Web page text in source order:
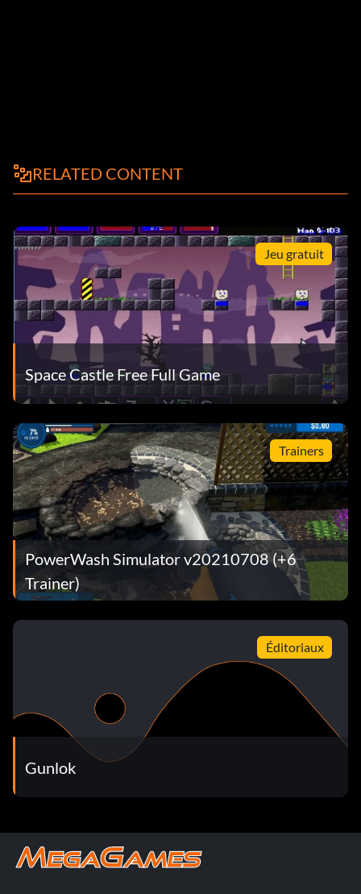
RELATED CONTENT
Jeu gratuit
Space Castle Free Full Game
Trainers
PowerWash Simulator v20210708 (+6
Trainer)
Éditoriaux
Gunlok